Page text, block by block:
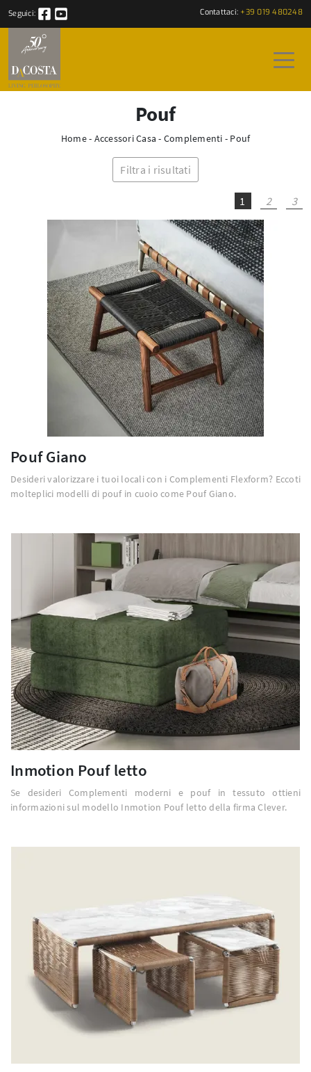
Seguici: Contattaci: +39 019 480248
Pouf
Home- Accessori Casa - Complementi - Pouf
Filtra i risultati
1 2 3
Pouf Giano
Desideri valorizzare i tuoi locali con i Complementi Flexform? Eccoti
molteplici modelli di pouf in cuoio come Pouf Giano.
Inmotion Pouf letto
Se desideri Complementi moderni e pouf in tessuto ottieni
informazioni sul modello Inmotion Pouf letto della firma Clever.